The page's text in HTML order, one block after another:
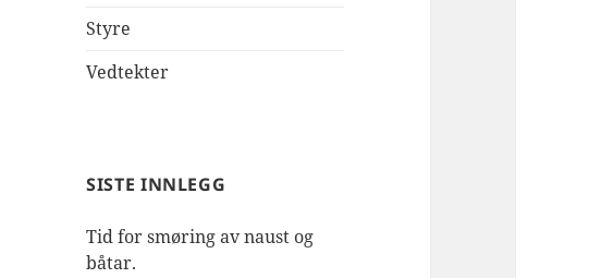
Styre
Vedtekter
SISTE INNLEGG
Tid for smøring av naust og
båtar.